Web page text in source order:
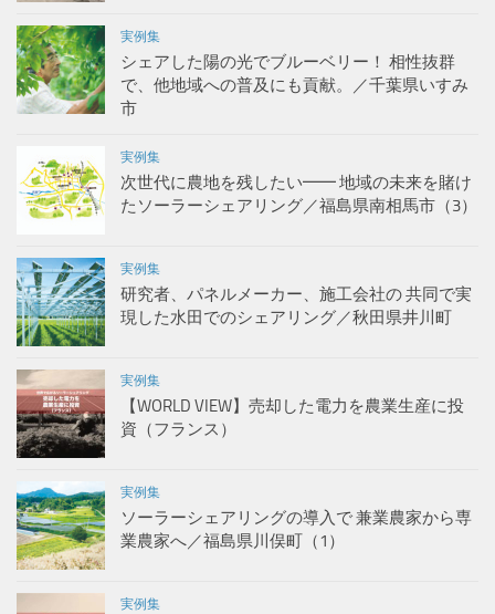
実例集
シェアした陽の光でブルーベリー！ 相性抜群
で、他地域への普及にも貢献。／千葉県いすみ
市
実例集
次世代に農地を残したい━━ 地域の未来を賭け
たソーラーシェアリング／福島県南相馬市（3）
実例集
研究者、パネルメーカー、施工会社の 共同で実
現した水田でのシェアリング／秋田県井川町
実例集
【WORLD VIEW】売却した電力を農業生産に投
資（フランス）
実例集
ソーラーシェアリングの導入で 兼業農家から専
業農家へ／福島県川俣町（1）
実例集